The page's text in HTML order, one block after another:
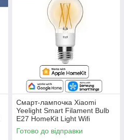
Смарт-лампочка Xiaomi
Yeelight Smart Filament Bulb
E27 HomeKit Light Wifi
Светодиодная
(YLDP12YL/YLDP1201EU)
Готово до відправки